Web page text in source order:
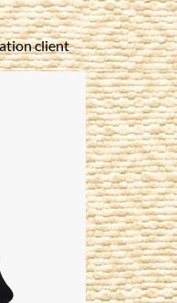
client